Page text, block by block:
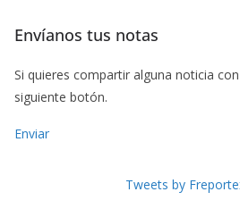
Envíanos tus notas
Si quieres compartir alguna noticia
siguiente botón.
Enviar
Tweets by